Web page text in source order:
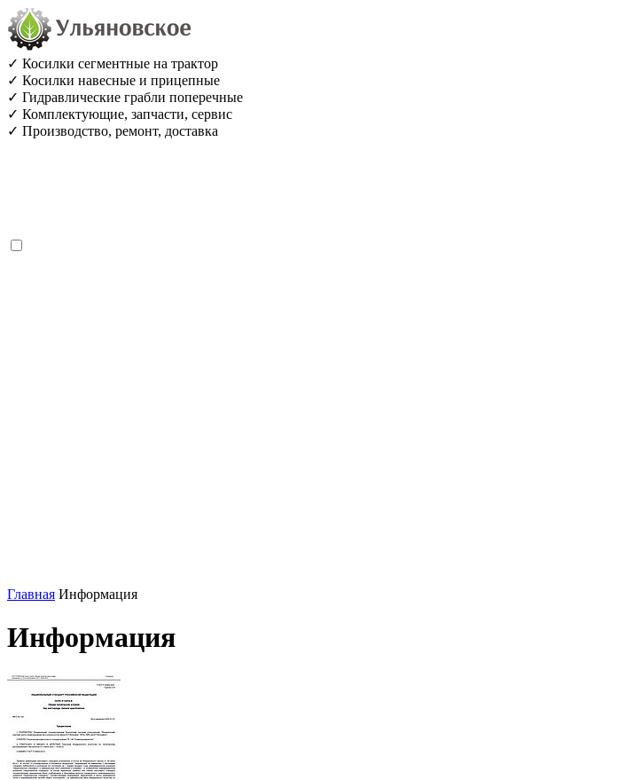
✓ Косилки сегментные на трактор
✓ Косилки навесные и прицепные
✓ Гидравлические грабли поперечные
✓ Комплектующие, запчасти, сервис
✓ Производство, ремонт, доставка
Главная Информация
Информация